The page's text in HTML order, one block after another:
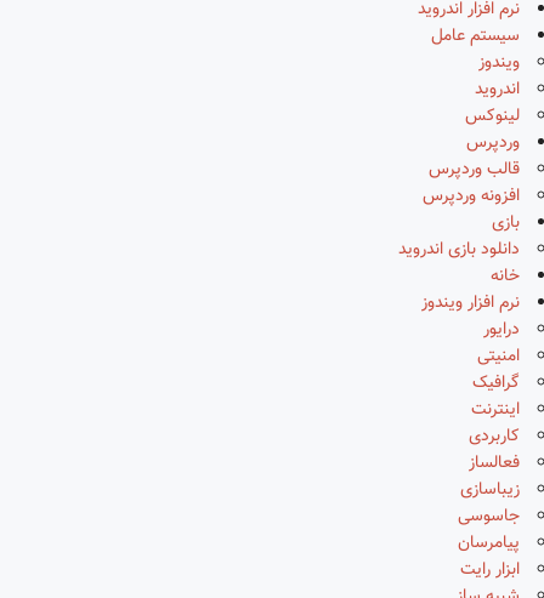
نرم افزار اندروید
سیستم عامل
ویندوز
اندروید
لینوکس
وردپرس
قالب وردپرس
افزونه وردپرس
بازی
دانلود بازی اندروید
خانه
نرم افزار ویندوز
درایور
امنیتی
گرافیک
اینترنت
کاربردی
فعالساز
زیباسازی
جاسوسی
پیامرسان
ابزار رایت